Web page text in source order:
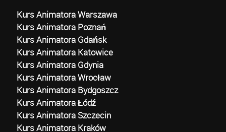
Kurs Animatora Warszawa
Kurs Animatora Poznań
Kurs Animatora Gdańsk
Kurs Animatora Katowice
Kurs Animatora Gdynia
Kurs Animatora Wrocław
Kurs Animatora Bydgoszcz
Kurs Animatora Łódź
Kurs Animatora Szczecin
Kurs Animatora Kraków